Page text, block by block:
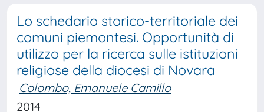
Lo schedario storico-territoriale dei
comuni piemontesi. Opportunità di
utilizzo per la ricerca sulle istituzioni
religiose della diocesi di Novara
Colombo, Emanuele Camillo
2014